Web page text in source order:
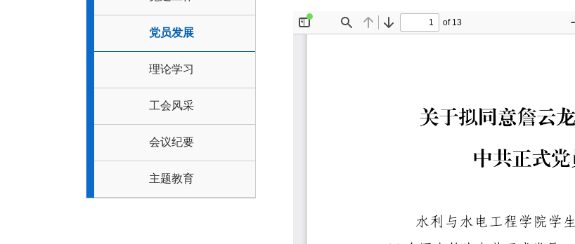
党员发展
理论学习
工会风采
会议纪要
主题教育